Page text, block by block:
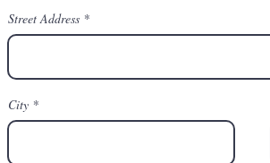
Street Address
City